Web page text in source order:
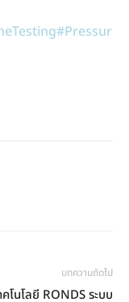
#Pressur
บทความถัดไป
คโนโลยี RONDS ระบบ